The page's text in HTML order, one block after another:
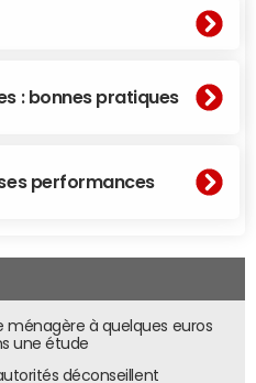
: bonnes pratiques
performances
ménagère à quelques euros
une étude
déconseillent